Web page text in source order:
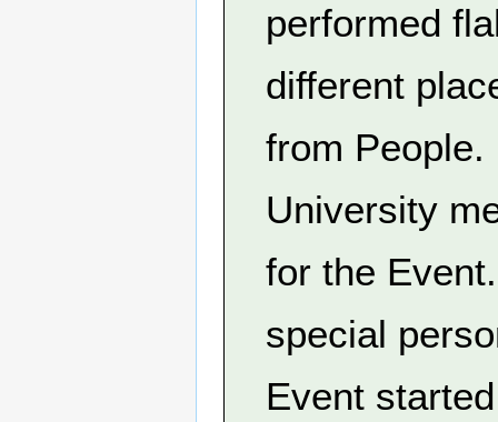
performed
different
from
University
for the
special
Event